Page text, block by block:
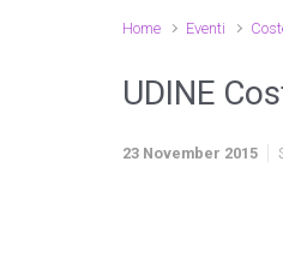
Home Eventi
UDINE
23 November 2015